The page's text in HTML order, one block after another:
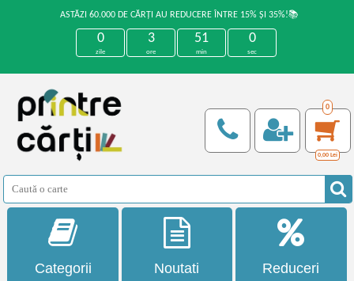
ASTĂZI 60.000 DE CĂRȚI AU REDUCERE ÎNTRE 15% ȘI 35%!📚
0
zile
3
ore
50
min
59
sec
0
0,00 Lei
Categorii Noutati Reduceri